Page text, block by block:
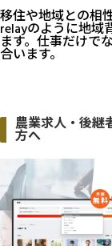
移住や地域との相
relayのように地域
ます。仕事だけで
合います。
農業求人・後継
方へ